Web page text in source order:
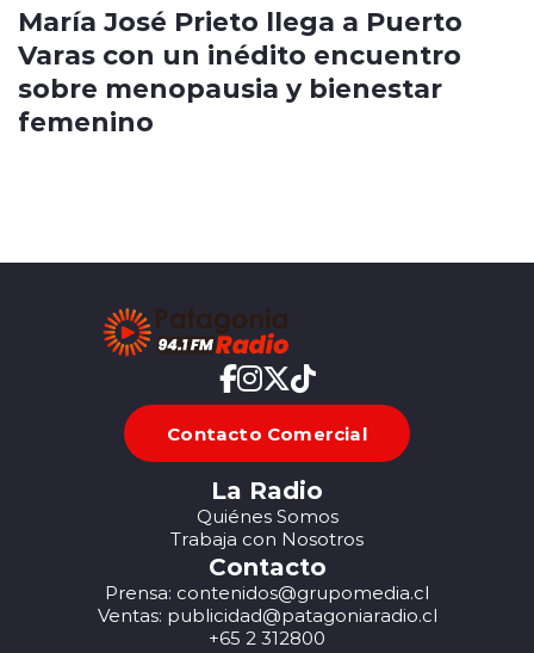
María José Prieto llega a Puerto
Varas con un inédito encuentro
sobre menopausia y bienestar
femenino
Contacto Comercial
La Radio
Quiénes Somos
Trabaja con Nosotros
Contacto
Prensa: contenidos@grupomedia.cl
Ventas: publicidad@patagoniaradio.cl
+65 2 312800